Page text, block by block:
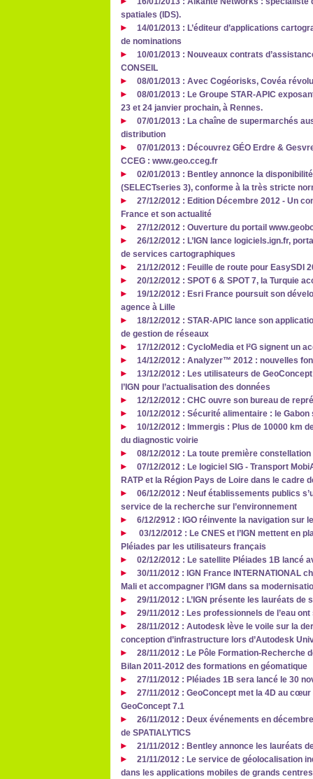
spatiales (IDS).
14/01/2013 : L’éditeur d’applications
de nominations
10/01/2013 : Nouveaux contrats
CONSEIL
08/01/2013 : Avec Cogéorisks, Covéa
08/01/2013 : Le Groupe STAR-APIC
23 et 24 janvier prochain, à Rennes.
07/01/2013 : La chaîne de supermarchés
distribution
07/01/2013 : Découvrez GÉO Erdre &
CCEG : www.geo.cceg.fr
02/01/2013 : Bentley annonce la
(SELECTseries 3), conforme à la très stricte
27/12/2012 : Edition Décembre 2012 - Un
France et son actualité
27/12/2012 : Ouverture du portail
26/12/2012 : L’IGN lance logiciels.ign.fr,
de services cartographiques
21/12/2012 : Feuille de route pour EasySDI
20/12/2012 : SPOT 6 & SPOT 7, la Turquie
19/12/2012 : Esri France poursuit son
agence à Lille
18/12/2012 : STAR-APIC lance son
de gestion de réseaux
17/12/2012 : CycloMedia et I²G signent un
14/12/2012 : Analyzer™ 2012 : nouvelles
13/12/2012 : Les utilisateurs de
l’IGN pour l’actualisation des données
12/12/2012 : CHC ouvre son bureau de
10/12/2012 : Sécurité alimentaire : le Gabon
10/12/2012 : Immergis : Plus de 10000 km
du diagnostic voirie
08/12/2012 : La toute première
07/12/2012 : Le logiciel SIG - Transport
RATP et la Région Pays de Loire dans le
06/12/2012 : Neuf établissements publics
service de la recherche sur l’environnement
6/12/2912 : IGO réinvente la navigation sur
03/12/2012 : Le CNES et l’IGN mettent en
Pléiades par les utilisateurs français
02/12/2012 : Le satellite Pléiades 1B lancé
30/11/2012 : IGN France INTERNATIONAL
Mali et accompagner l’IGM dans sa
29/11/2012 : L’IGN présente les lauréats de
29/11/2012 : Les professionnels de l’eau ont
28/11/2012 : Autodesk lève le voile sur la
conception d’infrastructure lors d’Autodesk
28/11/2012 : Le Pôle Formation-Recherche
Bilan 2011-2012 des formations en géomatique
27/11/2012 : Pléiades 1B sera lancé le 30
27/11/2012 : GeoConcept met la 4D au
GeoConcept 7.1
26/11/2012 : Deux événements en
de SPATIALYTICS
21/11/2012 : Bentley annonce les lauréats
21/11/2012 : Le service de géolocalisation
dans les applications mobiles de grands